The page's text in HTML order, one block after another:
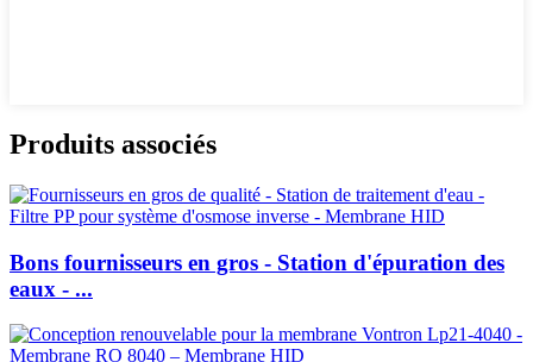
Produits associés
Bons fournisseurs en gros - Station d'épuration des
eaux - ...